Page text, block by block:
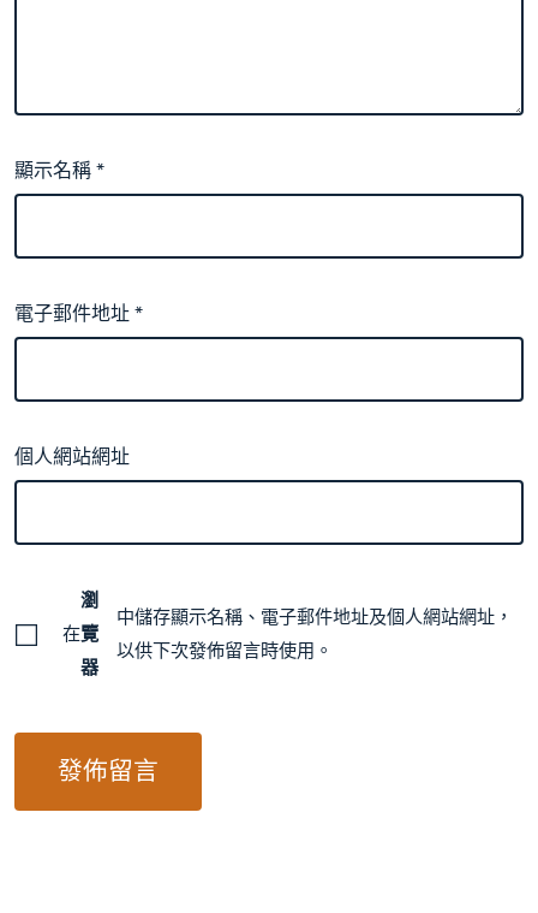
顯示名稱*
電子郵件地址*
個人網站網址
在
瀏
覽
器
中儲存顯示名稱、電子郵件地址及個人網站網址，
以供下次發佈留言時使用。